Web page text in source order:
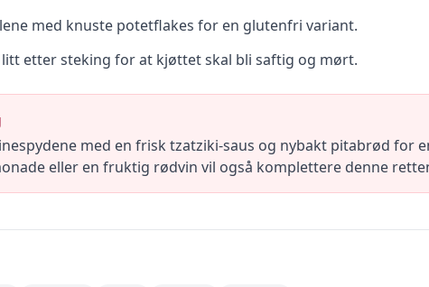
med knuste potetflakes for en glutenfri variant.
litt etter steking for at kjøttet skal bli saftig og mørt.
med en frisk tzatziki-saus og nybakt pitabrød for
eller en fruktig rødvin vil også komplettere denne